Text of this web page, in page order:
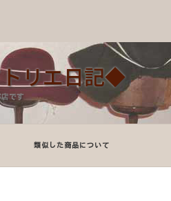
リエ日記◆
です
類似した商品について